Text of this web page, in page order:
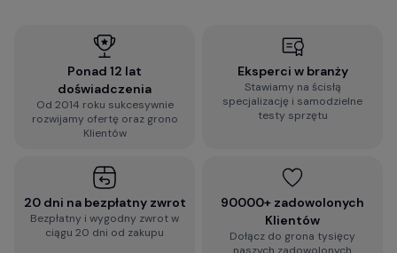
Ponad 12 lat
doświadczenia
Od 2014 roku sukcesywnie
rozwijamy ofertę oraz grono
Klientów
Eksperci w branży
Stawiamy na ścisłą
specjalizację i samodzielne
testy sprzętu
20 dni na bezpłatny zwrot
Bezpłatny i wygodny zwrot w
ciągu 20 dni od zakupu
90000+ zadowolonych
Klientów
Dołącz do grona tysięcy
naszych zadowolonych